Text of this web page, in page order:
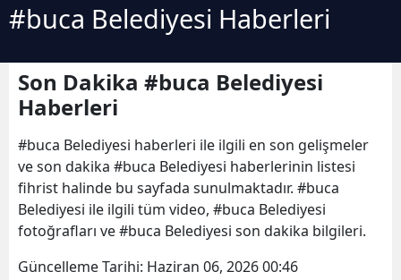
#buca Belediyesi Haberleri
Son Dakika #buca Belediyesi
Haberleri
#buca Belediyesi haberleri ile ilgili en son gelişmeler
ve son dakika #buca Belediyesi haberlerinin listesi
fihrist halinde bu sayfada sunulmaktadır. #buca
Belediyesi ile ilgili tüm video, #buca Belediyesi
fotoğrafları ve #buca Belediyesi son dakika bilgileri.
Güncelleme Tarihi: Haziran 06, 2026 00:46